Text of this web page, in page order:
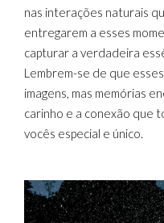
nas interações naturais
entregarem a esses
capturar a verdadeira
Lembrem-se de que
imagens, mas memórias
carinho e a conexão que
vocês especial e único.